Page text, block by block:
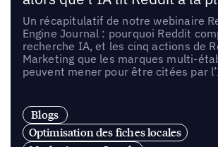
Un récapitulatif de notre webinaire
Engine Journal : pourquoi Reddit
recherche IA, et les cinq actions de
Marketing que les marques multi-
peuvent mener pour être citées par
Blogs
Optimisation des fiches locales